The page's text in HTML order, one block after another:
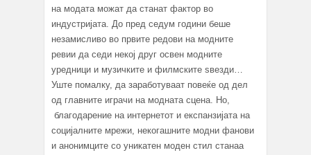
на модата можат да станат фактор во
индустријата. До пред седум години беше
незамисливо во првите редови на модните
ревии да седи некој друг освен модните
уредници и музичките и филмските ѕвезди…
Уште помалку, да заработуваат повеќе од дел
од главните играчи на модната сцена. Но,
благодарение на интернетот и експанзијата на
социјалните мрежи, некогашните модни фанови
и анонимците со уникатен моден стил станаа